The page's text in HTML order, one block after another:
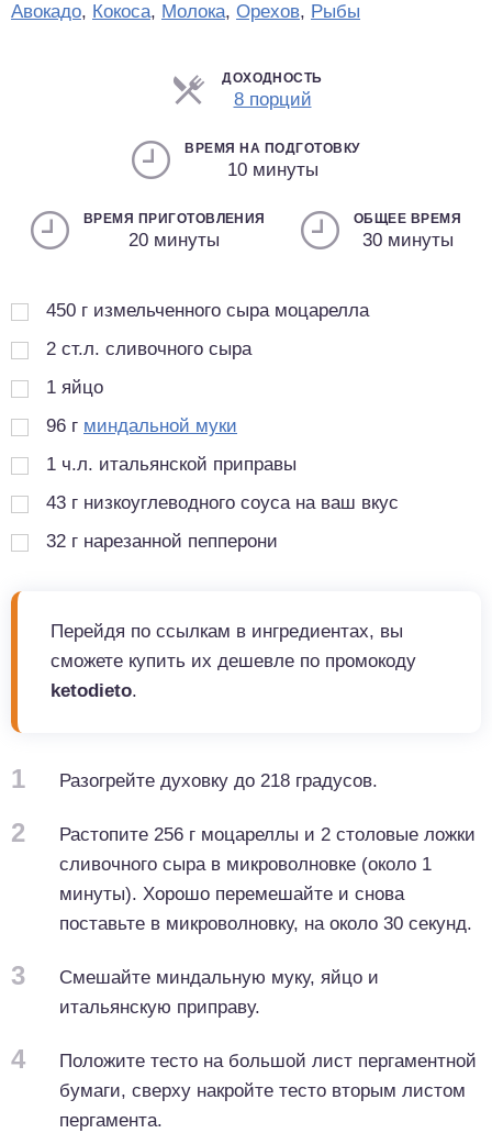
Авокадо, Кокоса, Молока, Орехов, Рыбы
ДОХОДНОСТЬ
8 порцийПорции
ВРЕМЯ НА ПОДГОТОВКУ
10 минуты
ВРЕМЯ ПРИГОТОВЛЕНИЯ
20 минуты
ОБЩЕЕ ВРЕМЯ
30 минуты
450 г измельченного сыра моцарелла
2 ст.л. сливочного сыра
1 яйцо
96 г миндальной муки
1 ч.л. итальянской приправы
43 г низкоуглеводного соуса на ваш вкус
32 г нарезанной пепперони
Перейдя по ссылкам в ингредиентах, вы
сможете купить их дешевле по промокоду
ketodieto.
1 Разогрейте духовку до 218 градусов.
2
Растопите 256 г моцареллы и 2 столовые ложки
сливочного сыра в микроволновке (около 1
минуты). Хорошо перемешайте и снова
поставьте в микроволновку, на около 30 секунд.
3
Смешайте миндальную муку, яйцо и
итальянскую приправу.
4
Положите тесто на большой лист пергаментной
бумаги, сверху накройте тесто вторым листом
пергамента.